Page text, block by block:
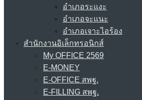
อำเภอระแงะ
อำเภอจะแนะ
อำเภอเจาะไอร้อง
สำนักงานอิเล็กทรอนิกส์
My OFFICE 2569
E-MONEY
E-OFFICE สพฐ.
E-FILLING สพฐ.